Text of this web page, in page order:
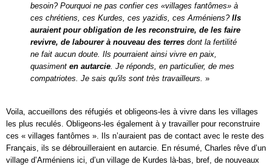
besoin? Pourquoi ne pas confier ces «villages fantômes» à
ces chrétiens, ces Kurdes, ces yazidis, ces Arméniens? Ils
auraient pour obligation de les reconstruire, de les faire
revivre, de labourer à nouveau des terres dont la fertilité
ne fait aucun doute. Ils pourraient ainsi vivre en paix,
quasiment en autarcie . Je réponds, en particulier, de mes
compatriotes. Je sais qu'ils sont très travailleurs. »
Voila, accueillons des réfugiés et obligeons-les à vivre dans les villages
les plus reculés. Obligeons-les également à y travailler pour reconstruire
ces « villages fantômes ». Ils n’auraient pas de contact avec le reste des
Français, ils se débrouilleraient en autarcie. En résumé, Charles rêve d’un
village d’Arméniens ici, d’un village de Kurdes là-bas, bref, de nouveaux